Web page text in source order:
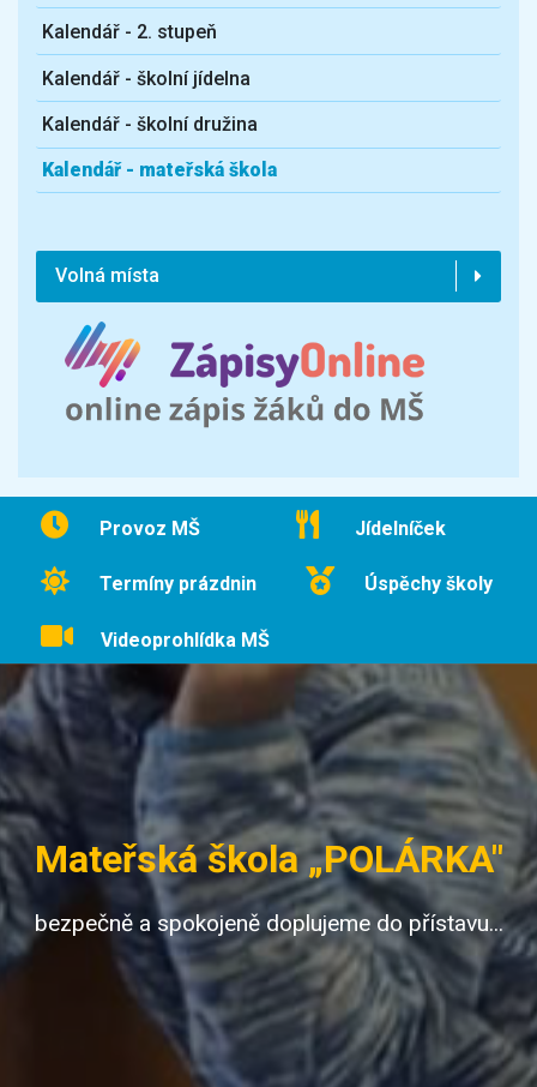
Kalendář - 2. stupeň
Kalendář - školní jídelna
Kalendář - školní družina
Kalendář - mateřská škola
Volná místa
Provoz MŠ Jídelníček
Termíny prázdnin Úspěchy školy
Videoprohlídka MŠ
Mateřská škola „POLÁRKA"
bezpečně a spokojeně doplujeme do přístavu...